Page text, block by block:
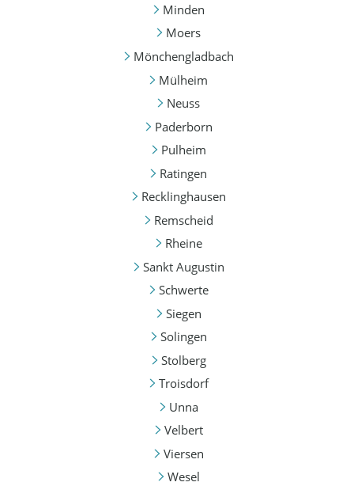
Minden
Moers
Mönchengladbach
Mülheim
Neuss
Paderborn
Pulheim
Ratingen
Recklinghausen
Remscheid
Rheine
Sankt Augustin
Schwerte
Siegen
Solingen
Stolberg
Troisdorf
Unna
Velbert
Viersen
Wesel